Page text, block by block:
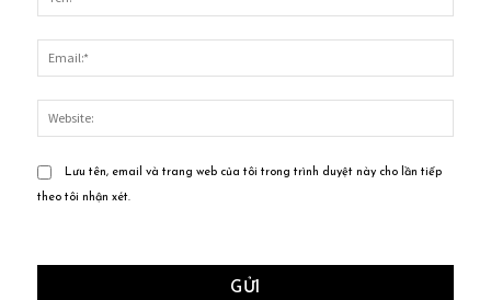
Lưu tên, email và trang web của tôi trong trình duyệt này cho lần tiếp
theo tôi nhận xét.